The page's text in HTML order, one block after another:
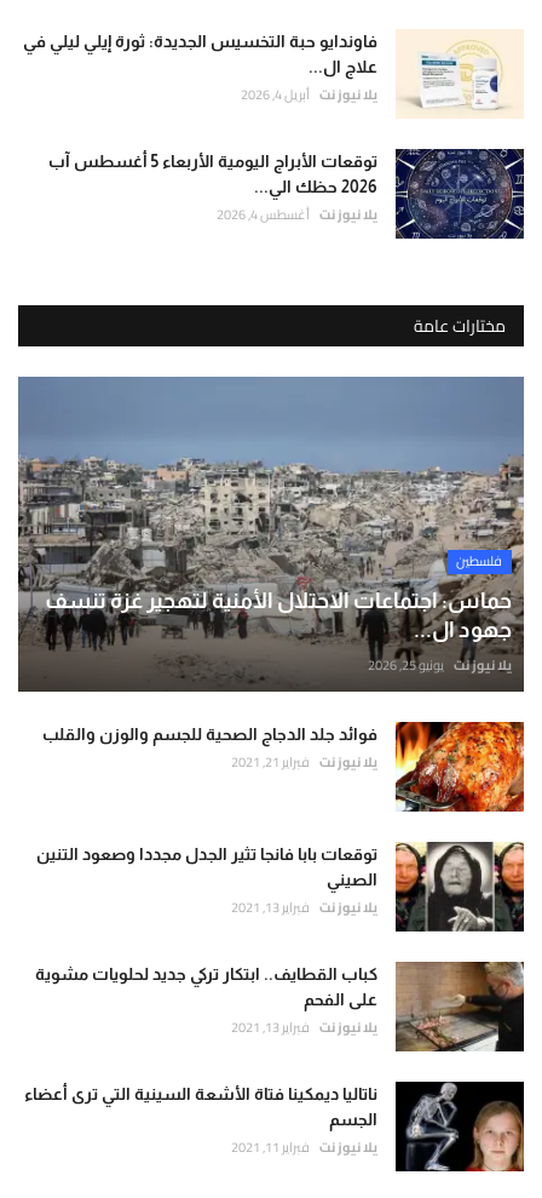
فاوندايو حبة التخسيس الجديدة: ثورة إيلي ليلي في
علاج ال...
يلا نيوز نت أبريل 4, 2026
توقعات الأبراج اليومية الأربعاء 5 أغسطس آب
2026 حظك الي...
يلا نيوز نت أغسطس 4, 2026
مختارات عامة
فلسطين
حماس: اجتماعات الاحتلال الأمنية لتهجير غزة تنسف
جهود ال...
يلا نيوز نت يونيو 25, 2026
فوائد جلد الدجاج الصحية للجسم والوزن والقلب
يلا نيوز نت فبراير 21, 2021
توقعات بابا فانجا تثير الجدل مجددا وصعود التنين
الصيني
يلا نيوز نت فبراير 13, 2021
كباب القطايف.. ابتكار تركي جديد لحلويات مشوية
على الفحم
يلا نيوز نت فبراير 13, 2021
ناتاليا ديمكينا فتاة الأشعة السينية التي ترى أعضاء
الجسم
يلا نيوز نت فبراير 11, 2021